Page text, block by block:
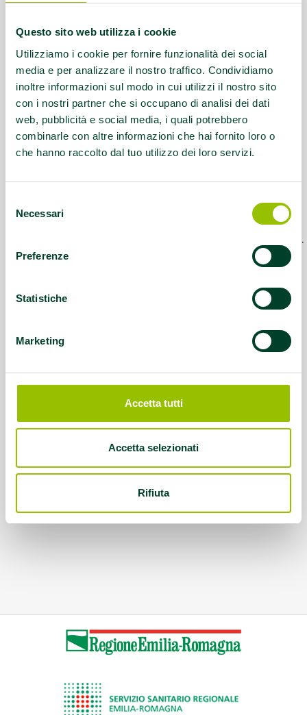
Questo sito web utilizza i cookie
Utilizziamo i cookie per fornire funzionalità dei social
media e per analizzare il nostro traffico. Condividiamo
inoltre informazioni sul modo in cui utilizzi il nostro sito
con i nostri partner che si occupano di analisi dei dati
web, pubblicità e social media, i quali potrebbero
combinarle con altre informazioni che hai fornito loro o
che hanno raccolto dal tuo utilizzo dei loro servizi.
delNecessari
Preferenze
Statistiche
Marketing
Accetta tutti
Accetta selezionati
Rifiuta
Imola) Davida Zaccherini (Polisportiva
Eppur si muove), Paolo Busato (CSI
Imola) info e.sergio@ausl.imola.bo.it
Contatti:Ennio Sergio (DSM Ausl Imola)
Davida Zaccherini (Polisportiva Eppur si
muove), Paolo Busato (CSI Imola) info
cittadini adulti con
una particolare attenzione ai cittadini
con disabilitá fisica, cognitiva e psichica.